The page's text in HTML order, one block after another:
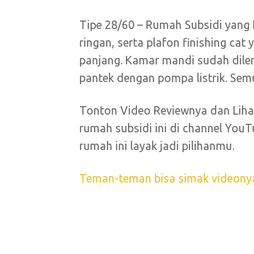
Tipe 28/60 – Rumah Subsidi
ringan, serta plafon finishing cat
panjang. Kamar mandi sudah
pantek dengan pompa listrik.
Tonton Video Reviewnya dan
rumah subsidi ini di channel
rumah ini layak jadi pilihanmu.
Teman-teman bisa simak